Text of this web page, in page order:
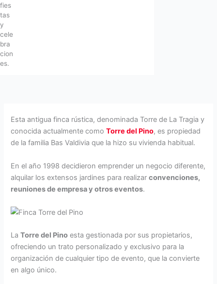
fies
tas
y
cele
bra
cion
es.
Esta antigua finca rústica, denominada Torre de La Tragia y
conocida actualmente comoTorre del Pino, es propiedad
de la familia Bas Valdivia que la hizo su vivienda habitual.
En el año 1998 decidieron emprender un negocio diferente,
alquilar los extensos jardines para realizarconvenciones,
reuniones de empresa y otros eventos.
LaTorre del Pino esta gestionada por sus propietarios,
ofreciendo un trato personalizado y exclusivo para la
organización de cualquier tipo de evento, que la convierte
en algo único.